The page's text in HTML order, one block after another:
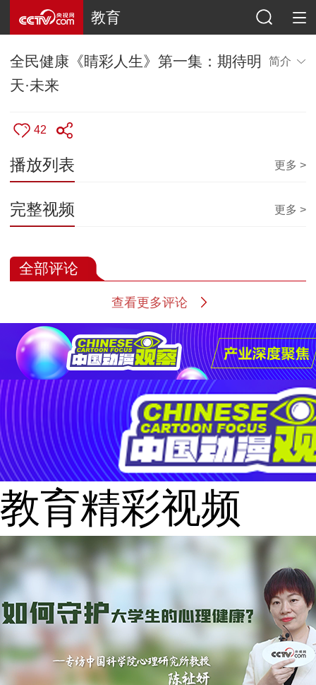
教育
全民健康《睛彩人生》第一集：期待明
天·未来
简介
42
播放列表 更多 >
完整视频 更多 >
全部评论
查看更多评论
教育精彩视频